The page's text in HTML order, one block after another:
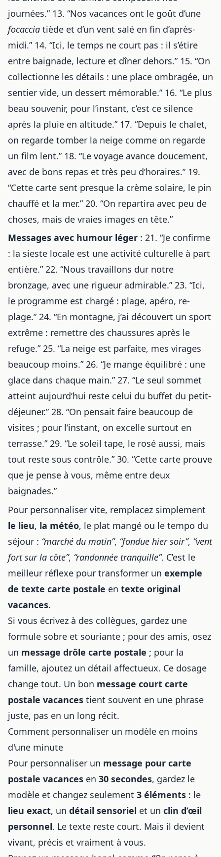
journées.” 13. “Nos vacances ont le goût d’une
focaccia tiède et d’un vent salé en fin d’après-
midi.” 14. “Ici, le temps ne court pas : il s’étire
entre baignade, lecture et dîner dehors.” 15. “On
collectionne les détails : une place ombragée, un
sentier vide, un dessert mémorable.” 16. “Le plus
beau souvenir, pour l’instant, c’est ce silence
après la pluie en altitude.” 17. “Depuis le chalet,
on regarde tomber la neige comme on regarde
un film lent.” 18. “Le voyage avance doucement,
avec de bons repas et très peu d’horaires.” 19.
“Cette carte sent presque la crème solaire, le pin
chauffé et la mer.” 20. “On repartira avec peu de
choses, mais de vraies images en tête.”
Messages avec humour léger : 21. “Je confirme
: la sieste locale est une activité culturelle à part
entière.” 22. “Nous travaillons dur notre
bronzage, avec une rigueur admirable.” 23. “Ici,
le programme est chargé : plage, apéro, re-
plage.” 24. “En montagne, j’ai découvert un sport
extrême : remettre des chaussures après le
refuge.” 25. “La neige est parfaite, mes virages
beaucoup moins.” 26. “Je mange équilibré : une
glace dans chaque main.” 27. “Le seul sommet
atteint aujourd’hui reste celui du buffet du petit-
déjeuner.” 28. “On pensait faire beaucoup de
visites ; pour l’instant, on excelle surtout en
terrasse.” 29. “Le soleil tape, le rosé aussi, mais
tout reste sous contrôle.” 30. “Cette carte prouve
que je pense à vous, même entre deux
baignades.”
Pour personnaliser vite, remplacez simplement
le lieu, la météo, le plat mangé ou le tempo du
séjour : “marché du matin”, “fondue hier soir”, “vent
fort sur la côte”, “randonnée tranquille”. C’est le
meilleur réflexe pour transformer un exemple
de texte carte postale en texte original
vacances.
Si vous écrivez à des collègues, gardez une
formule sobre et souriante ; pour des amis, osez
un message drôle carte postale ; pour la
famille, ajoutez un détail affectueux. Ce dosage
change tout. Un bon message court carte
postale vacances tient souvent en une phrase
juste, pas en un long récit.
Comment personnaliser un modèle en moins
d'une minute
Pour personnaliser un message pour carte
postale vacances en 30 secondes, gardez le
modèle et changez seulement 3 éléments : le
lieu exact, un détail sensoriel et un clin d’œil
personnel. Le texte reste court. Mais il devient
vivant, précis et vraiment à vous.